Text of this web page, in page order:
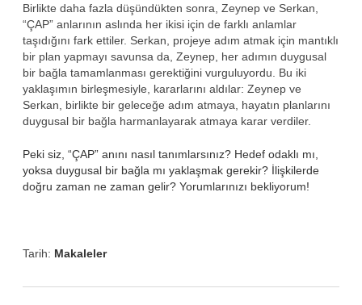
Birlikte daha fazla düşündükten sonra, Zeynep ve Serkan,
“ÇAP” anlarının aslında her ikisi için de farklı anlamlar
taşıdığını fark ettiler. Serkan, projeye adım atmak için mantıklı
bir plan yapmayı savunsa da, Zeynep, her adımın duygusal
bir bağla tamamlanması gerektiğini vurguluyordu. Bu iki
yaklaşımın birleşmesiyle, kararlarını aldılar: Zeynep ve
Serkan, birlikte bir geleceğe adım atmaya, hayatın planlarını
duygusal bir bağla harmanlayarak atmaya karar verdiler.
Peki siz, “ÇAP” anını nasıl tanımlarsınız? Hedef odaklı mı,
yoksa duygusal bir bağla mı yaklaşmak gerekir? İlişkilerde
doğru zaman ne zaman gelir? Yorumlarınızı bekliyorum!
Tarih: Makaleler